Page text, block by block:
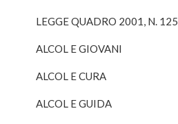
LEGGE QUADRO 2001, N. 125
ALCOL E GIOVANI
ALCOL E CURA
ALCOL E GUIDA